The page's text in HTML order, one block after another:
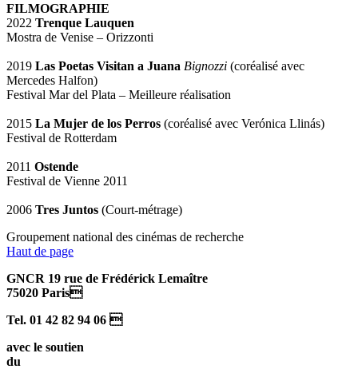
FILMOGRAPHIE
2022 Trenque Lauquen
Mostra de Venise – Orizzonti
2019 Las Poetas Visitan a Juana Bignozzi (coréalisé avec
Mercedes Halfon)
Festival Mar del Plata – Meilleure réalisation
2015 La Mujer de los Perros (coréalisé avec Verónica Llinás)
Festival de Rotterdam
2011 Ostende
Festival de Vienne 2011
2006 Tres Juntos (Court-métrage)
Groupement national des cinémas de recherche
Haut de page
GNCR 19 rue de Frédérick Lemaître
75020 Paris
Tel. 01 42 82 94 06 
avec le soutien
du